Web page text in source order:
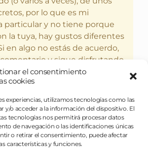
el consentimiento
cookies
experiencias, utilizamos tecnologías como las
y/o acceder a la información del dispositivo. El
tecnologías nos permitirá procesar datos
de navegación o las identificaciones únicas
o retirar el consentimiento, puede afectar
características y funciones.
por lo que es mi
particular y no tiene porque
la tuya, hay gustos diferentes
en algo no estás de acuerdo,
y sigue disfrutando
y el glotoneo.